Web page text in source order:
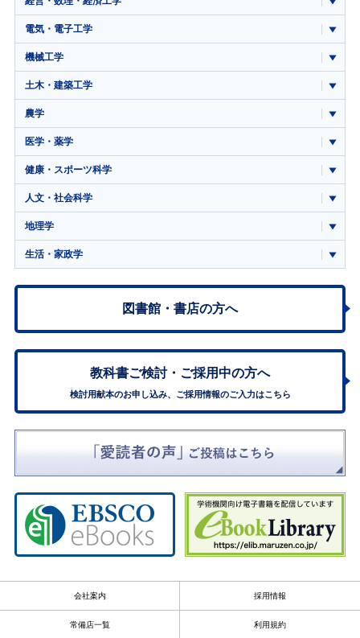
電気・電子工学
機械工学
土木・建築工学
農学
医学・薬学
健康・スポーツ科学
人文・社会科学
地理学
生活・家政学
図書館・書店の方へ
教科書ご検討・ ご採用中の方へ
検討用献本のお申し込み、ご採用情報のご入力はこちら
会社案内 採用情報
常備店一覧 利用規約